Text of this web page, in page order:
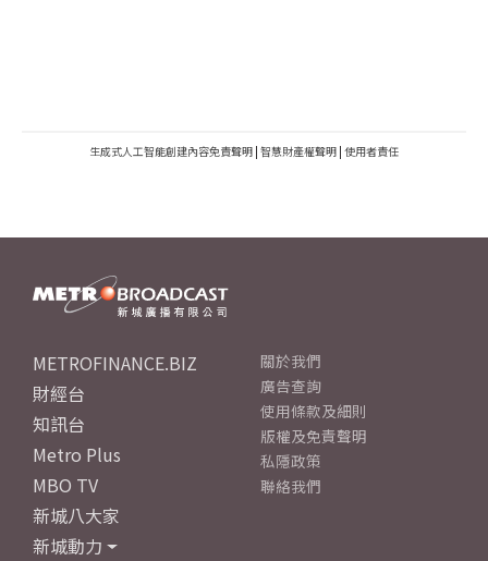
生成式人工智能創建內容免責聲明 | 智慧財產權聲明 | 使用者責任
METROFINANCE.BIZ
財經台
知訊台
Metro Plus
MBO TV
新城八大家
新城動力
關於我們
廣告查詢
使用條款及細則
版權及免責聲明
私隱政策
聯絡我們